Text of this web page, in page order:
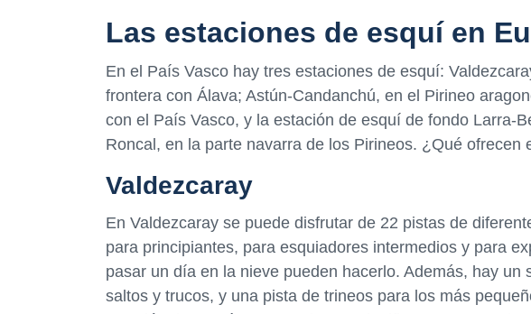
Las estaciones de esquí en
En el País Vasco hay tres estaciones de esquí:
frontera con Álava; Astún-Candanchú, en el Pirineo
con el País Vasco, y la estación de esquí de fondo Larra-
Roncal, en la parte navarra de los Pirineos. ¿Qué ofrecen
Valdezcaray
En Valdezcaray se puede disfrutar de 22 pistas de
para principiantes, para esquiadores intermedios y para
pasar un día en la nieve pueden hacerlo. Además, hay un
saltos y trucos, y una pista de trineos para los más